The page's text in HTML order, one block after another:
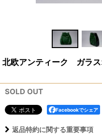
北欧アンティーク ガラ
SOLD OUT
Facebookでシェア
返品特約に関する重要事項